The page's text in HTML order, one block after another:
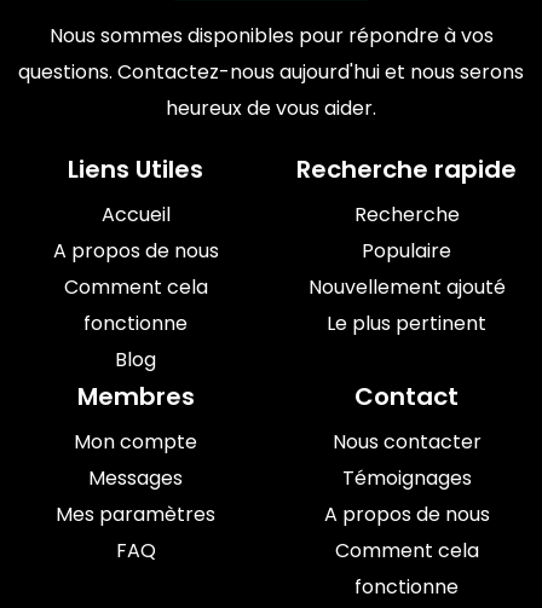
Nous sommes disponibles pour répondre à vos
questions. Contactez-nous aujourd'hui et nous serons
heureux de vous aider.
Liens Utiles
Accueil
A propos de nous
Comment cela
fonctionne
Blog
Recherche rapide
Recherche
Populaire
Nouvellement ajouté
Le plus pertinent
Membres
Mon compte
Messages
Mes paramètres
FAQ
Contact
Nous contacter
Témoignages
A propos de nous
Comment cela
fonctionne